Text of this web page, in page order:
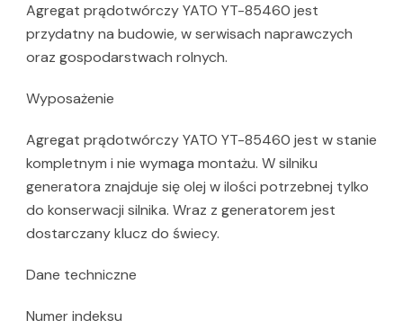
Agregat prądotwórczy YATO YT-85460 jest
przydatny na budowie, w serwisach naprawczych
oraz gospodarstwach rolnych.
Wyposażenie
Agregat prądotwórczy YATO YT-85460 jest w stanie
kompletnym i nie wymaga montażu. W silniku
generatora znajduje się olej w ilości potrzebnej tylko
do konserwacji silnika. Wraz z generatorem jest
dostarczany klucz do świecy.
Dane techniczne
Numer indeksu